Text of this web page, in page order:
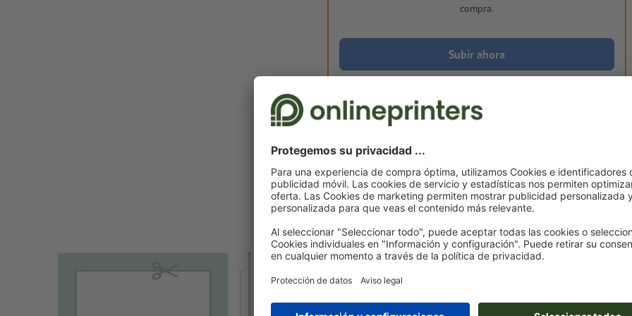
compra.
Subir ahora
mié. 19 de ago.
Peso: aprox.1,25 kg
Notas sobre archivos de impresión Bastidor
70 x 100 cm
(incl. 40 mm sangrado): 78 x 108 cm